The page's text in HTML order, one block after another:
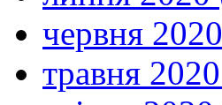
червня
травня